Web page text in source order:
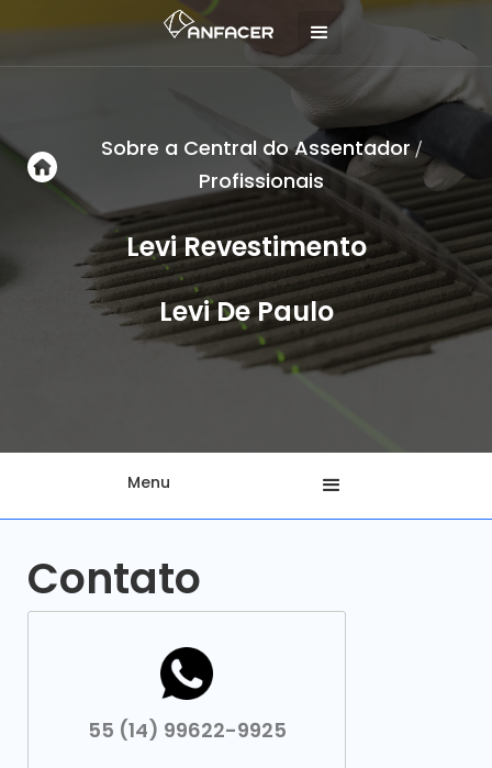
Sobre a Central do Assentador/
Profissionais
Levi Revestimento
Levi De Paulo
Menu
Contato
55 (14) 99622-9925